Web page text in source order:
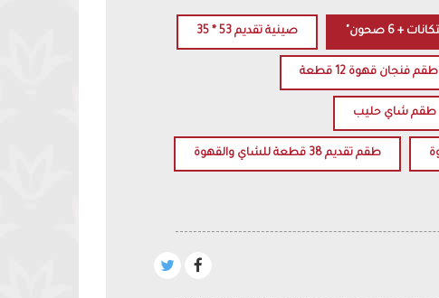
صينية تقديم 53 * 35
طقم فنجان قهوة 12 قطعة
طقم شاي حليب
طقم تقديم 38 قطعة للشاي والقهوة